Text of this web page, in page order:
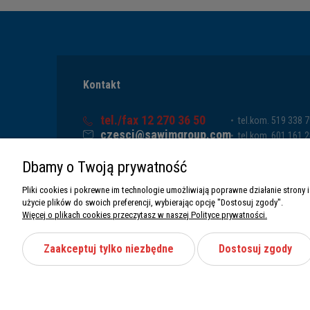
Kontakt
tel./fax 12 270 36 50
czesci@sawimgroup.com
32-080 Zabierzów
NIP: 5130284470
REGON: 5246591010
tel.kom. 519 338
tel.kom. 601 161
Dbamy o Twoją prywatność
Pliki cookies i pokrewne im technologie umożliwiają poprawne działanie
użycie plików do swoich preferencji, wybierając opcję "Dostosuj zgody".
Więcej o plikach cookies przeczytasz w naszej Polityce prywatności.
Zaakceptuj tylko niezbędne Dostosuj zgody